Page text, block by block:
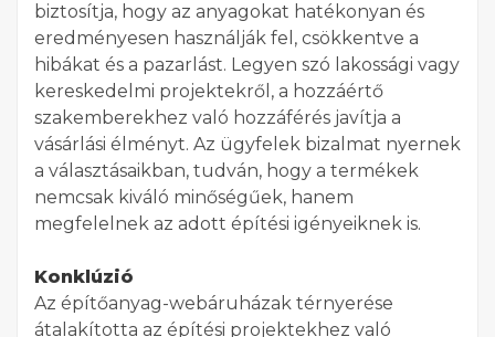
biztosítja, hogy az anyagokat hatékonyan és
eredményesen használják fel, csökkentve a
hibákat és a pazarlást. Legyen szó lakossági vagy
kereskedelmi projektekről, a hozzáértő
szakemberekhez való hozzáférés javítja a
vásárlási élményt. Az ügyfelek bizalmat nyernek
a választásaikban, tudván, hogy a termékek
nemcsak kiváló minőségűek, hanem
megfelelnek az adott építési igényeiknek is.
Konklúzió
Az építőanyag-webáruházak térnyerése
átalakította az építési projektekhez való